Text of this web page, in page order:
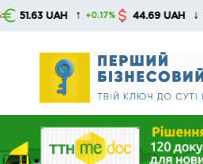
Skip
UAH ↑ +0.17% 44.69 UAH ↓ -0.13%